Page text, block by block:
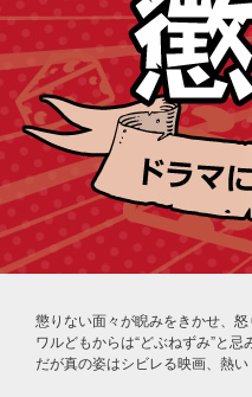
懲りない面々が睨みをきかせ、怒
ワルどもからは“どぶねずみ”と忌
だが真の姿はシビレる映画、熱